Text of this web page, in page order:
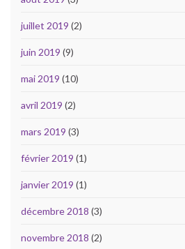
juillet 2019 (2)
juin 2019 (9)
mai 2019 (10)
avril 2019 (2)
mars 2019 (3)
février 2019 (1)
janvier 2019 (1)
décembre 2018 (3)
novembre 2018 (2)